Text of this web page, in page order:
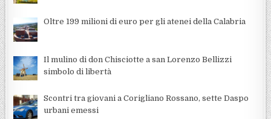
Oltre 199 milioni di euro per gli atenei della Calabria
Il mulino di don Chisciotte a san Lorenzo Bellizzi
simbolo di libertà
Scontri tra giovani a Corigliano Rossano, sette Daspo
urbani emessi